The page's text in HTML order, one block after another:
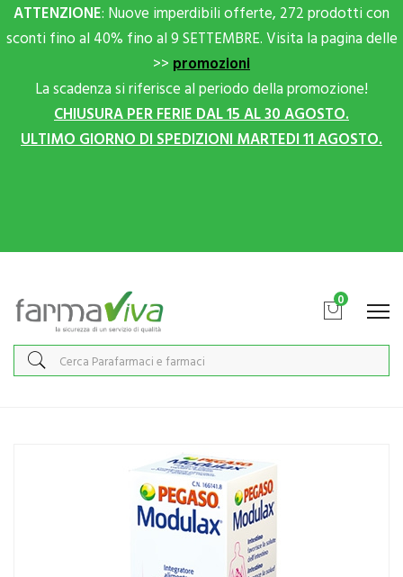
ATTENZIONE: Nuove imperdibili offerte, 272 prodotti con
sconti fino al 40% fino al 9 SETTEMBRE. Visita la pagina delle
>> promozioni
La scadenza si riferisce al periodo della promozione!
CHIUSURA PER FERIE DAL 15 AL 30 AGOSTO.
ULTIMO GIORNO DI SPEDIZIONI MARTEDI 11 AGOSTO.
0
Pegaso Linea Intestino Sano Modulax Integratore Alimentare
Sciroppo 150 ml